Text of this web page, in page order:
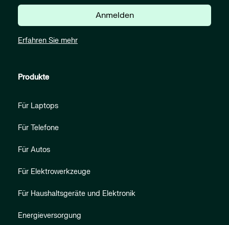
Anmelden
Erfahren Sie mehr
Produkte
Für Laptops
Für Telefone
Für Autos
Für Elektrowerkzeuge
Für Haushaltsgeräte und Elektronik
Energieversorgung